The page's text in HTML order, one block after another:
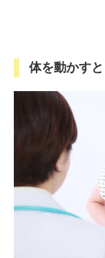
体を動かす